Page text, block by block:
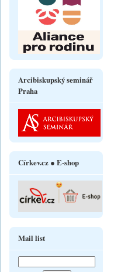
Arcibiskupský seminář
Praha
Církev.cz ● E-shop
Mail list